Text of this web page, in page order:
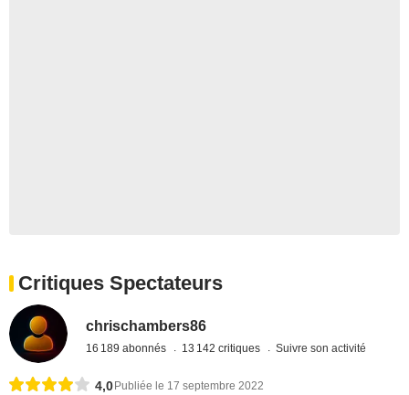
Critiques Spectateurs
chrischambers86
16 189 abonnés 13 142 critiques Suivre son activité
4,0 Publiée le 17 septembre 2022